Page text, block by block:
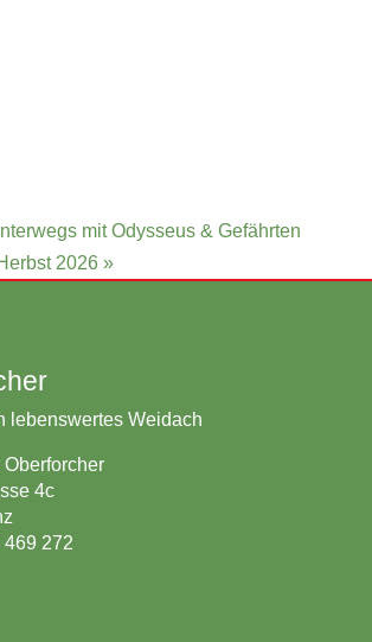
mit Odysseus & Gefährten
2026 »
lebenswertes Weidach
4c
469 272